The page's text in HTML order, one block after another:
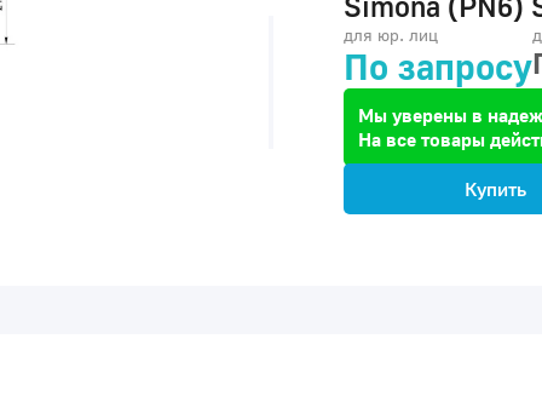
для юр. лиц
По запросу
Мы уверены в
На все товары
Купить